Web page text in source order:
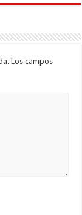
Los campos